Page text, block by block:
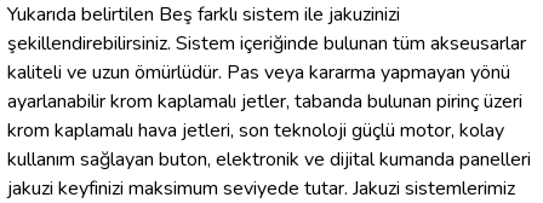
Yukarıda belirtilen Beş farklı sistem ile jakuzinizi
şekillendirebilirsiniz. Sistem içeriğinde bulunan tüm akseusarlar
kaliteli ve uzun ömürlüdür. Pas veya kararma yapmayan yönü
ayarlanabilir krom kaplamalı jetler, tabanda bulunan pirinç üzeri
krom kaplamalı hava jetleri, son teknoloji güçlü motor, kolay
kullanım sağlayan buton, elektronik ve dijital kumanda panelleri
jakuzi keyfinizi maksimum seviyede tutar. Jakuzi sistemlerimiz